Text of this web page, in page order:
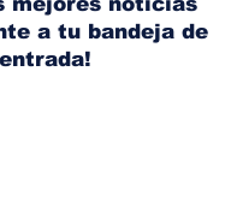
a tu bandeja de
entrada!